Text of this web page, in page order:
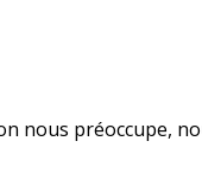
nous préoccupe,